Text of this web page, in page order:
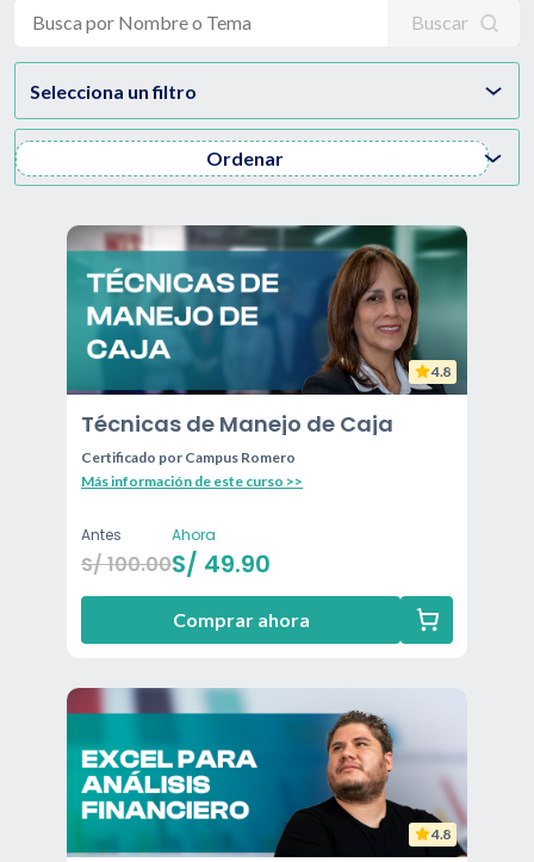
Buscar
Selecciona un filtro
Ordenar
4.8
Técnicas de Manejo de Caja
Certificado por Campus Romero
Más información de este curso >>
Antes
S/100.00
Ahora
S/ 49.90
Comprar ahora
4.8